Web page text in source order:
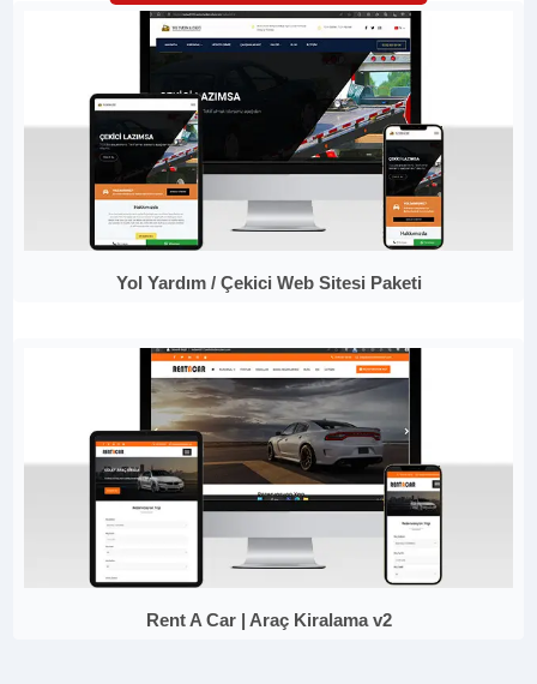
Yol Yardım / Çekici Web Sitesi Paketi
Rent A Car | Araç Kiralama v2